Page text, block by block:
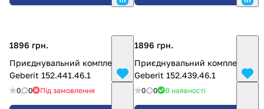
1896 грн.
Приєднувальний комплект
Geberit 152.441.46.1
0 0 Під замовлення
1896 грн.
Приєднувальний комплект
Geberit 152.439.46.1
0 0 В наявності